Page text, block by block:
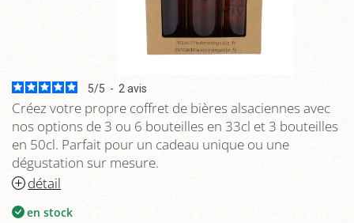
5/5 - 2 avis
Créez votre propre coffret de bières alsaciennes avec
nos options de 3 ou 6 bouteilles en 33cl et 3 bouteilles
en 50cl. Parfait pour un cadeau unique ou une
dégustation sur mesure.
détail
en stock